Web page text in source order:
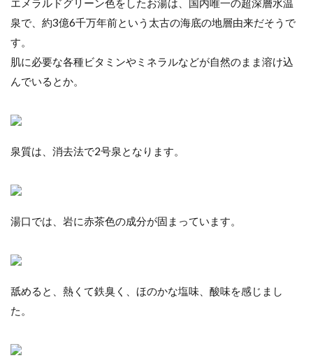
泉で、約3億6千万年前という太古の海底の地層由来だそうで
す。
肌に必要な各種ビタミンやミネラルなどが自然のまま溶け込
んでいるとか。
泉質は、消去法で2号泉となります。
湯口では、岩に赤茶色の成分が固まっています。
舐めると、熱くて鉄臭く、ほのかな塩味、酸味を感じまし
た。